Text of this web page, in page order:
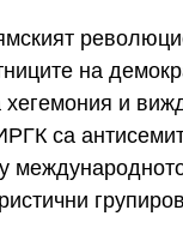
на
и
са